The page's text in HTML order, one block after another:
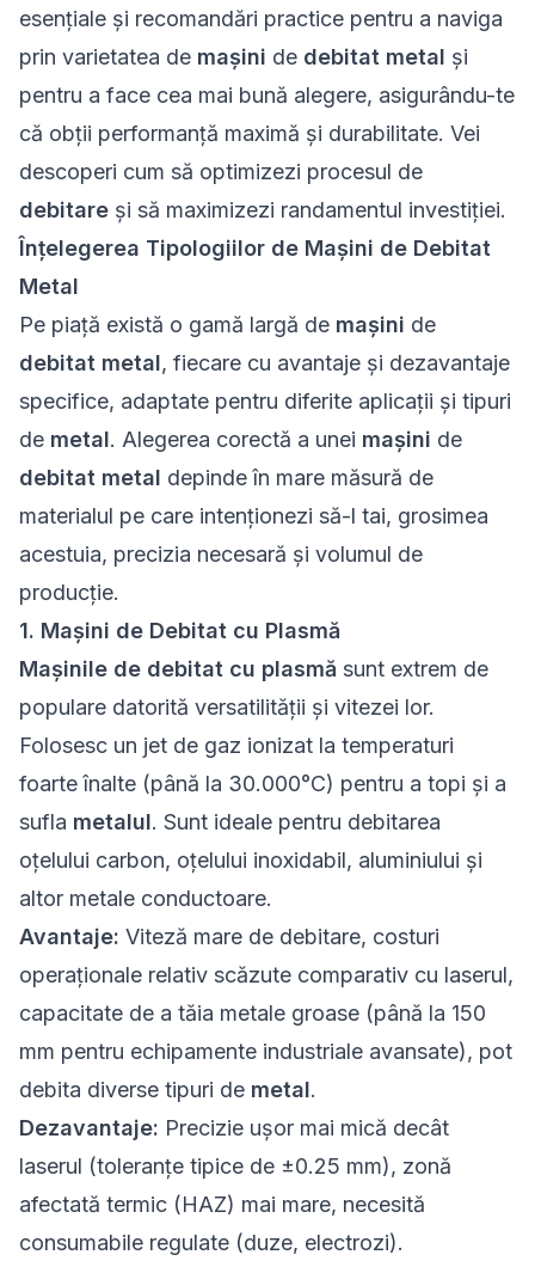
esențiale și recomandări practice pentru a naviga
prin varietatea de mașini de debitat metal și
pentru a face cea mai bună alegere, asigurându-te
că obții performanță maximă și durabilitate. Vei
descoperi cum să optimizezi procesul de
debitare și să maximizezi randamentul investiției.
Înțelegerea Tipologiilor de Mașini de Debitat
Metal
Pe piață există o gamă largă de mașini de
debitat metal, fiecare cu avantaje și dezavantaje
specifice, adaptate pentru diferite aplicații și tipuri
de metal. Alegerea corectă a unei mașini de
debitat metal depinde în mare măsură de
materialul pe care intenționezi să-l tai, grosimea
acestuia, precizia necesară și volumul de
producție.
1. Mașini de Debitat cu Plasmă
Mașinile de debitat cu plasmă sunt extrem de
populare datorită versatilității și vitezei lor.
Folosesc un jet de gaz ionizat la temperaturi
foarte înalte (până la 30.000°C) pentru a topi și a
sufla metalul. Sunt ideale pentru debitarea
oțelului carbon, oțelului inoxidabil, aluminiului și
altor metale conductoare.
Avantaje: Viteză mare de debitare, costuri
operaționale relativ scăzute comparativ cu laserul,
capacitate de a tăia metale groase (până la 150
mm pentru echipamente industriale avansate), pot
debita diverse tipuri de metal.
Dezavantaje: Precizie ușor mai mică decât
laserul (toleranțe tipice de ±0.25 mm), zonă
afectată termic (HAZ) mai mare, necesită
consumabile regulate (duze, electrozi).